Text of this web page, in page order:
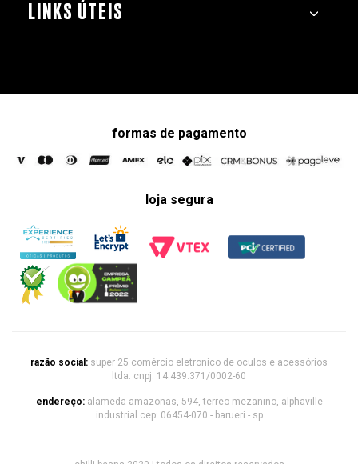
LINKS ÚTEIS
formas de pagamento
loja segura
razão social: super 25 comércio eletronico de oculos e acessórios
ltda. cnpj: 14.439.371/0002-60
endereço: alameda amazonas, 594, terreo mezanino, alphaville
industrial cep: 06454-070 - barueri - sp